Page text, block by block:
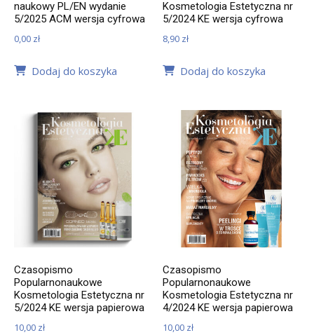
naukowy PL/EN wydanie
5/2025 ACM wersja cyfrowa
0,00 zł
Dodaj do koszyka
Kosmetologia Estetyczna nr
5/2024 KE wersja cyfrowa
8,90 zł
Dodaj do koszyka
Czasopismo
Popularnonaukowe
Kosmetologia Estetyczna nr
5/2024 KE wersja papierowa
10,00 zł
Czasopismo
Popularnonaukowe
Kosmetologia Estetyczna nr
4/2024 KE wersja papierowa
10,00 zł